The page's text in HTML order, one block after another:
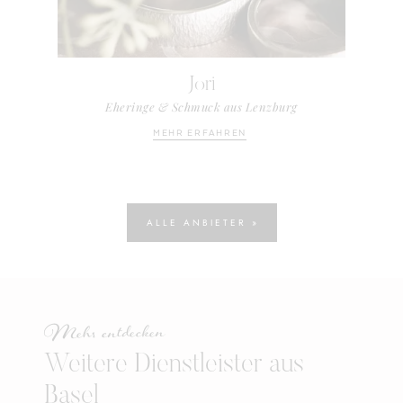
Jori
Eheringe & Schmuck aus Lenzburg
MEHR ERFAHREN
ALLE ANBIETER »
Mehr entdecken
Weitere Dienstleister aus
Basel